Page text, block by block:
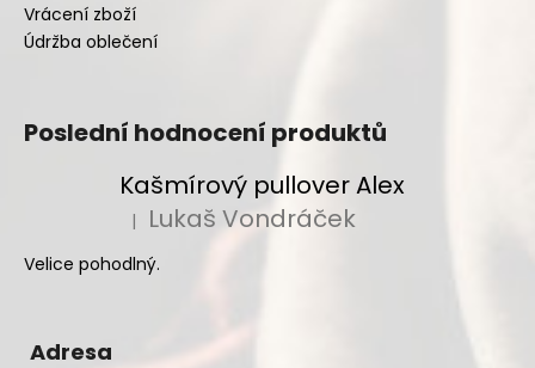
Vrácení zboží
Údržba oblečení
Poslední hodnocení produktů
Kašmírový pullover Alex
Hodnocení produktu je 5 z 5 hvězdiček.
| Lukaš Vondráček
Velice pohodlný.
Adresa